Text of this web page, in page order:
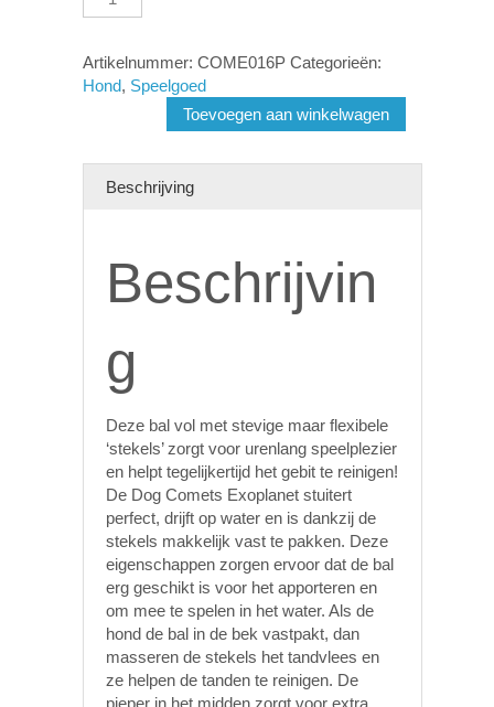
Comets
Orange
L
Artikelnummer: COME016P Categorieën:
Hond, Speelgoed
Toevoegen aan winkelwagen
Beschrijving
Beschrijvin
g
Deze bal vol met stevige maar flexibele
‘stekels’ zorgt voor urenlang speelplezier
en helpt tegelijkertijd het gebit te reinigen!
De Dog Comets Exoplanet stuitert
perfect, drijft op water en is dankzij de
stekels makkelijk vast te pakken. Deze
eigenschappen zorgen ervoor dat de bal
erg geschikt is voor het apporteren en
om mee te spelen in het water. Als de
hond de bal in de bek vastpakt, dan
masseren de stekels het tandvlees en
ze helpen de tanden te reinigen. De